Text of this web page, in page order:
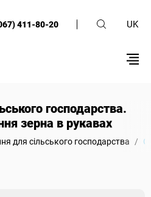
411-80-20 UK
господарства.
зерна в рукавах
для сільського господарства /